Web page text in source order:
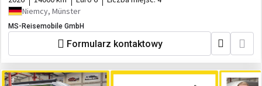
Niemcy, Münster
MS-Reisemobile GmbH
Formularz kontaktowy